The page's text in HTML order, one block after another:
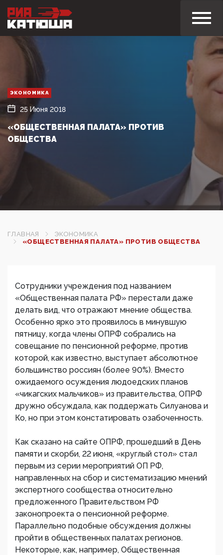
ЭКОНОМИКА
25 Июня 2018
«ОБЩЕСТВЕННАЯ ПАЛАТА» ПРОТИВ
ОБЩЕСТВА
ГЛАВНАЯ
ЭКОНОМИКА
«ОБЩЕСТВЕННАЯ ПАЛАТА» ПРОТИВ ОБЩЕСТВА
Сотрудники учреждения под названием
«Общественная палата РФ» перестали даже
делать вид, что отражают мнение общества.
Особенно ярко это проявилось в минувшую
пятницу, когда члены ОПРФ собрались на
совещание по пенсионной реформе, против
которой, как известно, выступает абсолютное
большинство россиян (более 90%). Вместо
ожидаемого осуждения людоедских планов
«чикагских мальчиков» из правительства, ОПРФ
дружно обсуждала, как поддержать Силуанова и
Ко, но при этом констатировать озабоченность.
Как сказано на сайте ОПРФ, прошедший в День
памяти и скорби, 22 июня, «круглый стол» стал
первым из серии мероприятий ОП РФ,
направленных на сбор и систематизацию мнений
экспертного сообщества относительно
предложенного Правительством РФ
законопроекта о пенсионной реформе.
Параллельно подобные обсуждения должны
пройти в общественных палатах регионов.
Некоторые, как, например, Общественная